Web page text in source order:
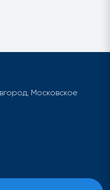
Московское